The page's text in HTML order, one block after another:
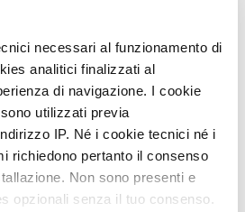
necessari al funzionamento di
analitici finalizzati al
di navigazione. I cookie
utilizzati previa
IP. Né i cookie tecnici né i
richiedono pertanto il consenso
Non sono presenti e
opzionali senza il tuo consenso.
Non vi accontentate di
e di vaghi inviti ad “avere
sempre una base organica ed è
un medico che sappia
rigore. Solo così inizia il
nel corpo e nello